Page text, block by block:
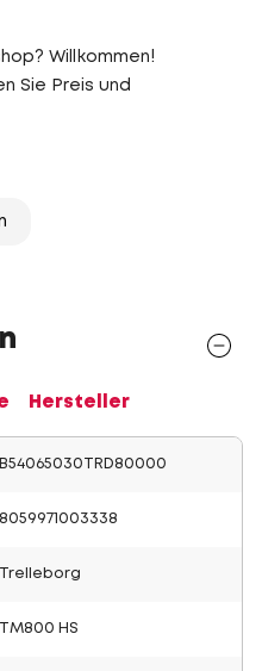
Willkommen!
Sie Preis und
Hersteller
B54065030TRD80000
8059971003338
Trelleborg
TM800 HS